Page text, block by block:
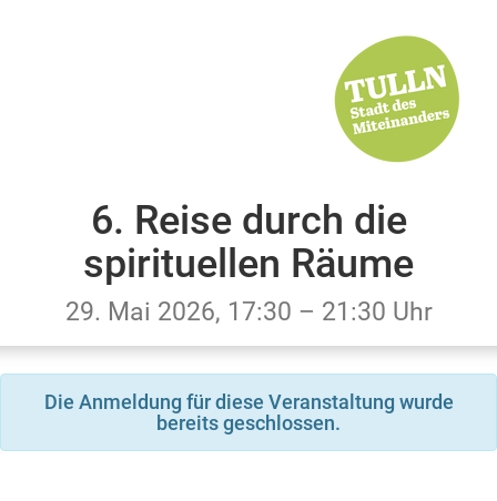
6. Reise durch die
spirituellen Räume
29. Mai 2026, 17:30 – 21:30 Uhr
Die Anmeldung für diese Veranstaltung wurde
bereits geschlossen.